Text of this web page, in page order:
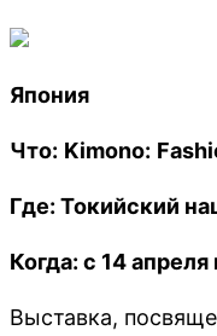
Япония
Что: Kimono:
Где: Токийский
Когда: с 14
Выставка,